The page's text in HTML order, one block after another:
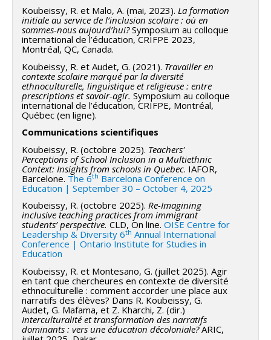
Koubeissy, R. et Malo, A. (mai, 2023). La formation
initiale au service de l’inclusion scolaire : où en
sommes-nous aujourd’hui?Symposium au colloque
international de l’éducation, CRIFPE 2023,
Montréal, QC, Canada.
Koubeissy, R. et Audet, G. (2021). Travailler en
contexte scolaire marqué par la diversité
ethnoculturelle, linguistique et religieuse : entre
prescriptions et savoir-agir. Symposium au colloque
international de l’éducation, CRIFPE, Montréal,
Québec (en ligne).
Communications scientifiques
Koubeissy, R. (octobre 2025). Teachers'
Perceptions of School Inclusion in a Multiethnic
Context: Insights from schools in Quebec. IAFOR,
Barcelone. The 6th Barcelona Conference on
Education | September 30 – October 4, 2025
Koubeissy, R. (octobre 2025). Re-Imagining
inclusive teaching practices from immigrant
students’ perspective. CLD, On line. OISE Centre for
Leadership & Diversity 6th Annual International
Conference | Ontario Institute for Studies in
Education
Koubeissy, R. et Montesano, G. (juillet 2025). Agir
en tant que chercheures en contexte de diversité
ethnoculturelle : comment accorder une place aux
narratifs des élèves? Dans R. Koubeissy, G.
Audet, G. Mafama, et Z. Kharchi, Z. (dir.)
Interculturalité et transformation des narratifs
dominants : vers une éducation décoloniale?ARIC,